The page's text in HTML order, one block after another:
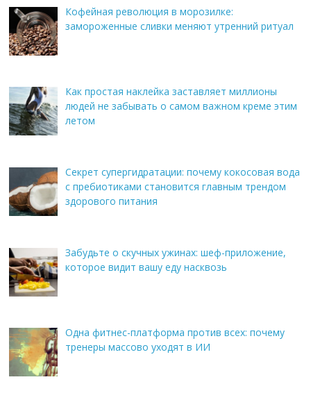
Кофейная революция в морозилке:
замороженные сливки меняют утренний ритуал
Как простая наклейка заставляет миллионы
людей не забывать о самом важном креме этим
летом
Секрет супергидратации: почему кокосовая вода
с пребиотиками становится главным трендом
здорового питания
Забудьте о скучных ужинах: шеф-приложение,
которое видит вашу еду насквозь
Одна фитнес-платформа против всех: почему
тренеры массово уходят в ИИ